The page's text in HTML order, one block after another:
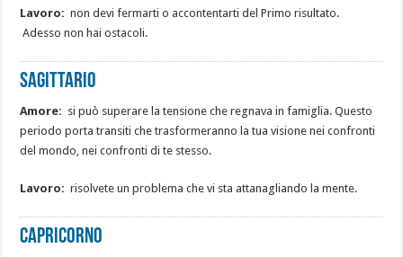
Lavoro: non devi fermarti o accontentarti del Primo risultato.
Adesso non hai ostacoli.
Sagittario
Amore: si può superare la tensione che regnava in famiglia. Questo
periodo porta transiti che trasformeranno la tua visione nei confronti
del mondo, nei confronti di te stesso.
Lavoro: risolvete un problema che vi sta attanagliando la mente.
Capricorno